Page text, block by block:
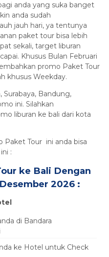
anda yang suka banget
anda sudah
jauh hari, ya tentunya
paket tour bisa lebih
sekali, target liburan
Khusus Bulan Februari
promo Paket Tour
khusus Weekday.
Surabaya, Bandung,
ini. Silahkan
liburan ke bali dari kota
Paket Tour ini anda bisa
:
ke Bali Dengan
2026 :
di Bandara
ke Hotel untuk Check